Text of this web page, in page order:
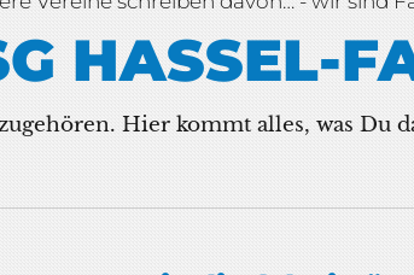
HASSEL-
Hier kommt alles, was Du